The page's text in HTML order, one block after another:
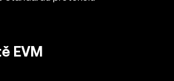
EVM